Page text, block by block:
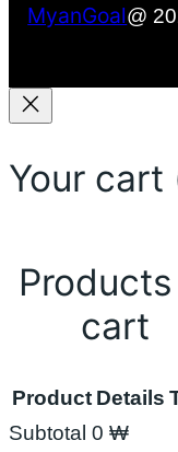
MyanGoal@
Your cart
cart
Product Details
Subtotal 0 ₩